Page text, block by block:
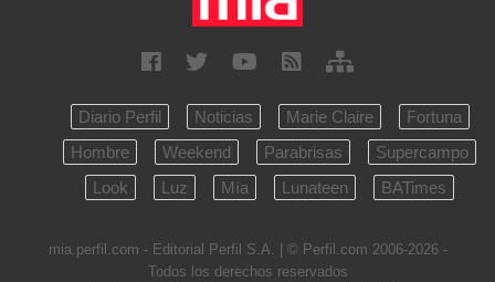
Diario Perfil Noticias Marie Claire
Fortuna
Hombre
Weekend Parabrisas
Supercampo
Look
Luz Mía Lunateen BATimes
mia.perfil.com - Editorial Perfil S.A. | © Perfil.com 2006-2026 -
Todos los derechos reservados